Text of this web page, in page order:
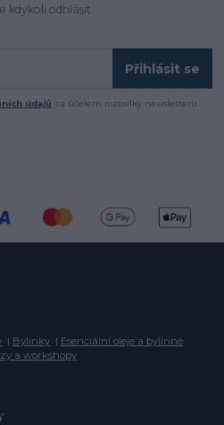
kdykoli odhlásit.
Přihlásit se
údajů za účelem rozesílky newsletteru.
| Bylinky | Esenciální oleje a bylinné
a workshopy